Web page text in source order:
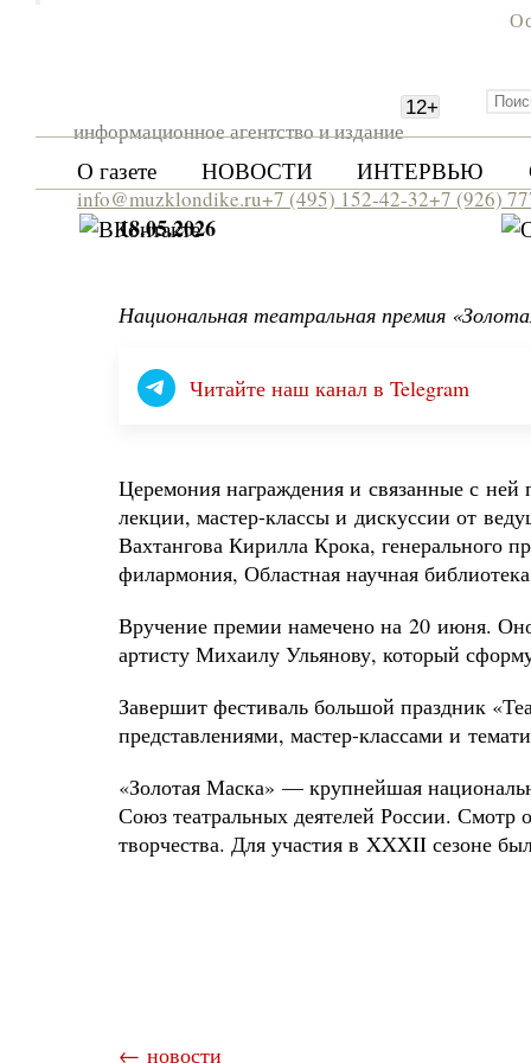
информационное агентство и издание
12+
О газете НОВОСТИ ИНТЕРВЬЮ
info@muzklondike.ru+7 (495) 152-42-32+7 (926)
18.05.2026
Национальная театральная премия
Читайте наш канал в Telegram
Церемония награждения и связанные с
лекции, мастер-классы и дискуссии от
Вахтангова Кирилла Крока, генерального
филармония, Областная научная
Вручение премии намечено на 20 июня.
артисту Михаилу Ульянову, который
Завершит фестиваль большой праздник
представлениями, мастер-классами и
«Золотая Маска» — крупнейшая
Союз театральных деятелей России. Смотр
творчества. Для участия в XXXII сезоне
← новости